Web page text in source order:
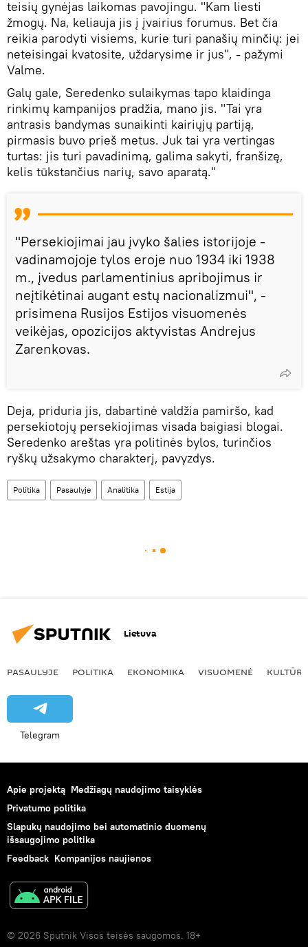
teisių gynėjas laikomas pavojingu. "Kam liesti
žmogų. Na, keliauja jis į įvairius forumus. Bet čia
reikia parodyti visiems, kurie turi panašių minčių: jei
neteisingai kvatosite, uždarysime ir jus", - pažymi
Valme.
Galų gale, Seredenko sulaikymas tapo klaidinga
rinkimų kampanijos pradžia, mano jis. "Tai yra
antrasis bandymas sunaikinti kairiųjų partiją,
pirmasis buvo prieš metus. Juk tai yra vertingas
turtas: jis turi pavadinimą, galima sakyti, franšizę,
kelis tūkstančius narių, savo aparatą."
"Persekiojimai jau įvyko šalies istorijoje -
vadinamojoje tylos eroje nuo 1934 iki 1938
m., įvedus parlamentinius apribojimus ir
neįtikėtinai augant estų nacionalizmui", -
prisimena Rusijos Estijos visuomenės
veikėjas, opozicijos aktyvistas Andrejus
Zarenkovas.
Deja, priduria jis, dabartinė valdžia pamiršo, kad
persekiotojų persekiojimas visada baigiasi blogai.
Seredenko areštas yra politinės bylos, turinčios
ryškų užsakymo charakterį, pavyzdys.
Politika Pasaulyje Analitika Estija
Lietuva
PASAULYJE POLITIKA EKONOMIKA VISUOMENĖ KULTŪRA
Telegram
Apie projektą Medžiagų naudojimo taisyklės
Privatumo politika
Slapukų naudojimo bei automatinio duomenų
išsaugojimo politika
Feedback Kompanijos naujienos
© 2026 Sputnik Visos teisės saugomos. 18+